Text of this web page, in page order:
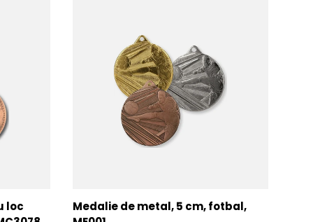
loc
Medalie de metal, 5 cm, fotbal,